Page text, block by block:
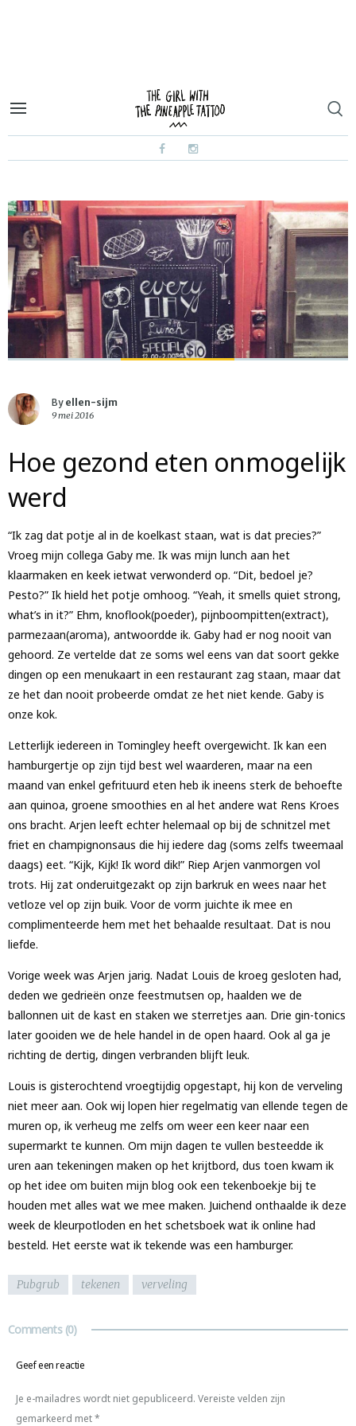
By ellen-sijm
9 mei 2016
Hoe gezond eten onmogelijk
werd
“Ik zag dat potje al in de koelkast staan, wat is dat precies?”
Vroeg mijn collega Gaby me. Ik was mijn lunch aan het
klaarmaken en keek ietwat verwonderd op. “Dit, bedoel je?
Pesto?” Ik hield het potje omhoog. “Yeah, it smells quiet strong,
what’s in it?” Ehm, knoflook(poeder), pijnboompitten(extract),
parmezaan(aroma), antwoordde ik. Gaby had er nog nooit van
gehoord. Ze vertelde dat ze soms wel eens van dat soort gekke
dingen op een menukaart in een restaurant zag staan, maar dat
ze het dan nooit probeerde omdat ze het niet kende. Gaby is
onze kok.
Letterlijk iedereen in Tomingley heeft overgewicht. Ik kan een
hamburgertje op zijn tijd best wel waarderen, maar na een
maand van enkel gefrituurd eten heb ik ineens sterk de behoefte
aan quinoa, groene smoothies en al het andere wat Rens Kroes
ons bracht. Arjen leeft echter helemaal op bij de schnitzel met
friet en champignonsaus die hij iedere dag (soms zelfs tweemaal
daags) eet. “Kijk, Kijk! Ik word dik!” Riep Arjen vanmorgen vol
trots. Hij zat onderuitgezakt op zijn barkruk en wees naar het
vetloze vel op zijn buik. Voor de vorm juichte ik mee en
complimenteerde hem met het behaalde resultaat. Dat is nou
liefde.
Vorige week was Arjen jarig. Nadat Louis de kroeg gesloten had,
deden we gedrieën onze feestmutsen op, haalden we de
ballonnen uit de kast en staken we sterretjes aan. Drie gin-tonics
later gooiden we de hele handel in de open haard. Ook al ga je
richting de dertig, dingen verbranden blijft leuk.
Louis is gisterochtend vroegtijdig opgestapt, hij kon de verveling
niet meer aan. Ook wij lopen hier regelmatig van ellende tegen de
muren op, ik verheug me zelfs om weer een keer naar een
supermarkt te kunnen. Om mijn dagen te vullen besteedde ik
uren aan tekeningen maken op het krijtbord, dus toen kwam ik
op het idee om buiten mijn blog ook een tekenboekje bij te
houden met alles wat we mee maken. Juichend onthaalde ik deze
week de kleurpotloden en het schetsboek wat ik online had
besteld. Het eerste wat ik tekende was een hamburger.
Pubgrub tekenen verveling
Comments(0)
Geef een reactie
Je e-mailadres wordt niet gepubliceerd. Vereiste velden zijn
gemarkeerd met*